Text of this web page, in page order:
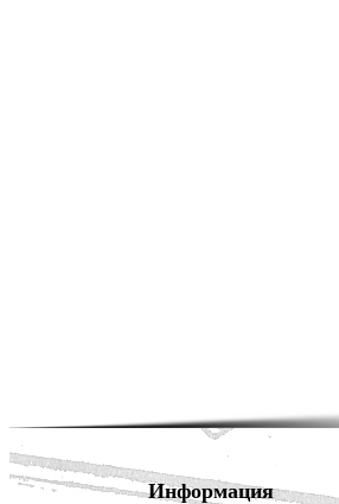
Информация